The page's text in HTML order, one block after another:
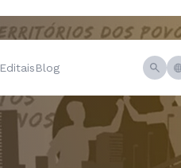
EditaisBlog